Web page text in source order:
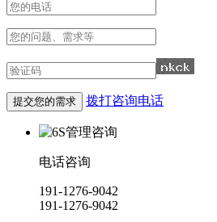
拨打咨询电话
电话咨询
191-1276-9042
191-1276-9042